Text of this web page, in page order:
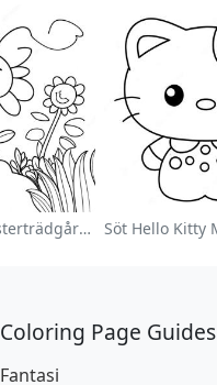
Färgglad Blomsterträdgård Målarbild
Coloring Page Guides
Fantasi